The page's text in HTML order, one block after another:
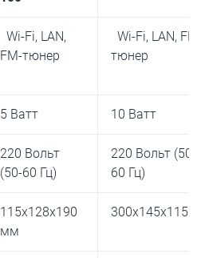
Wi-Fi, LAN,
FM-тюнер
Wi-Fi, LAN,
тюнер
5 Ватт 10 Ватт
220 Вольт
(50-60 Гц)
220 Вольт (50-
60 Гц)
115х128х190
мм